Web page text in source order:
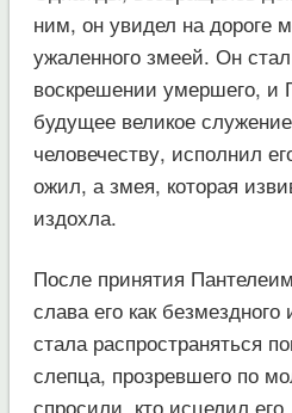
ним, он увидел на дороге
ужаленного змеей. Он
воскрешении умершего, и
будущее великое
человечеству, исполнил
ожил, а змея, которая
издохла.
После принятия
слава его как
стала распространяться
слепца, прозревшего по
спросили, кто исцелил